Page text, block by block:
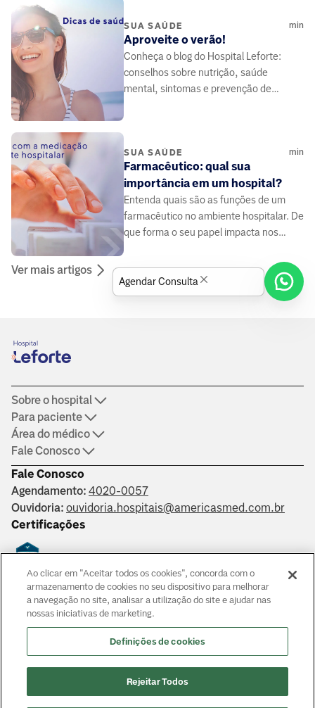
SUA SAÚDE min
Aproveite o verão!
Conheça o blog do Hospital Leforte:
conselhos sobre nutrição, saúde
mental, sintomas e prevenção de
SUA SAÚDE min
Farmacêutico: qual sua
importância em um hospital?
Entenda quais são as funções de um
farmacêutico no ambiente hospitalar. De
que forma o seu papel impacta nos
Ver mais artigos
Fale Conosco
Agendamento: 4020-0057
Ouvidoria: ouvidoria.hospitais@americasmed.com.br
Certificações
Saber mais
Sobre o hospital
Para paciente
Área do médico
Fale Conosco
Responsáveis técnicos: Alphaville: Dr. João Paulo Muaccad Gama
- CRM 152994. Liberdade: Dra. Ana Carolina Martins Costa
135237
Agendar Consulta
Ao clicar em "Aceitar todos os cookies", concorda com o
armazenamento de cookies no seu dispositivo para melhorar
a navegação no site, analisar a utilização do site e ajudar nas
nossas iniciativas de marketing.
Definições de cookies
Rejeitar Todos